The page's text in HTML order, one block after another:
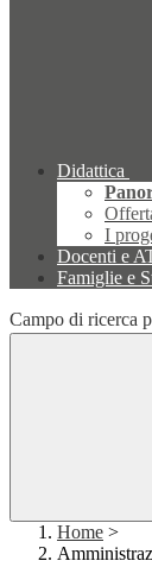
Didattica
I
Docenti e
Famiglie e
Campo di ricerca
Home >